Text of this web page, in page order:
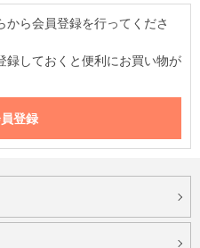
ら会員登録を行ってくださ
録しておくと便利にお買い物が